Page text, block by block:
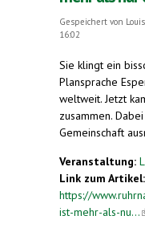
Gespeichert von
16:02
Sie klingt ein
Plansprache
weltweit. Jetzt
zusammen.
Gemeinschaft
Veranstaltung:
Link zum Artikel:
https://
ist-mehr-als-nu...